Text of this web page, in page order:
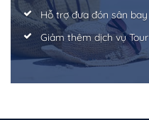
Hỗ trợ đưa đón sân bay
Giảm thêm dịch vụ Tour